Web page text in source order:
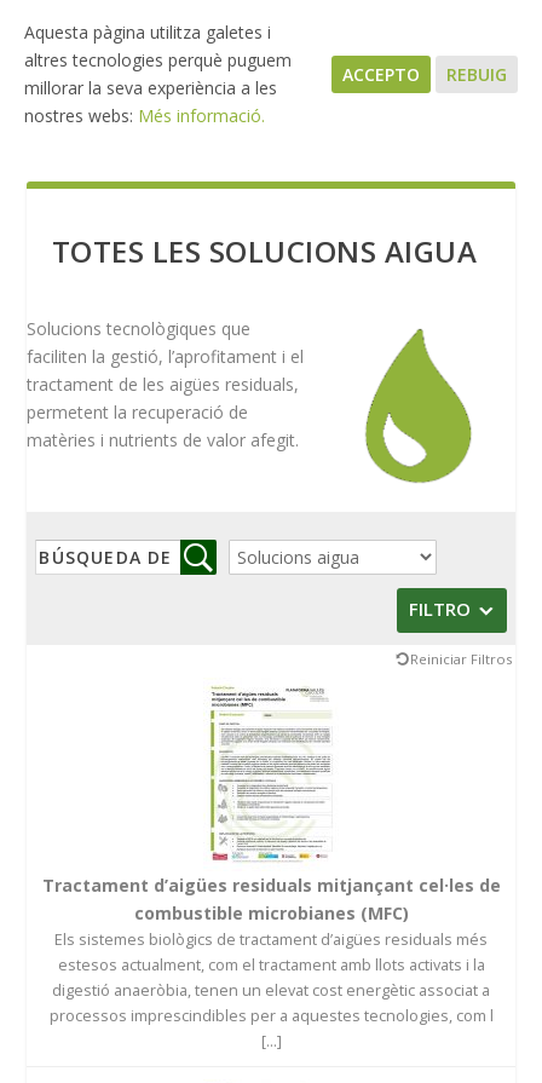
TOTES LES SOLUCIONS AIGUA
Solucions tecnològiques que
faciliten la gestió, l’aprofitament i el
tractament de les aigües residuals,
permetent la recuperació de
matèries i nutrients de valor afegit.
FILTRO
Reiniciar Filtros
Tractament d’aigües residuals mitjançant cel·les de
combustible microbianes (MFC)
Els sistemes biològics de tractament d’aigües residuals més
estesos actualment, com el tractament amb llots activats i la
digestió anaeròbia, tenen un elevat cost energètic associat a
processos imprescindibles per a aquestes tecnologies, com l
[...]
Aquesta pàgina utilitza galetes i
altres tecnologies perquè puguem
millorar la seva experiència a les
nostres webs: Més informació.
ACCEPTO REBUIG